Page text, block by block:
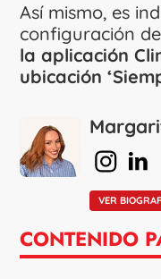
Así mismo, es
configuración
la aplicación
ubicación
en en
VER
CONTENIDO